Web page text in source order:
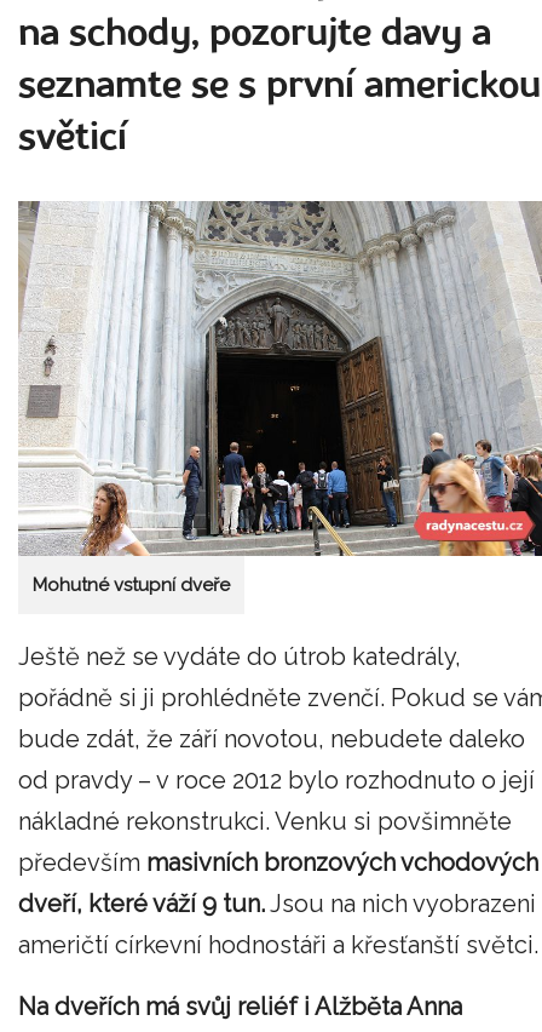
na schody, pozorujte davy a
seznamte se s první americkou
světicí
Mohutné vstupní dveře
Ještě než se vydáte do útrob katedrály,
pořádně si ji prohlédněte zvenčí. Pokud se
bude zdát, že září novotou, nebudete daleko
od pravdy – v roce 2012 bylo rozhodnuto o její
nákladné rekonstrukci. Venku si povšimněte
především masivních bronzových vchodových
dveří, které váží 9 tun.Jsou na nich vyobrazeni
američtí církevní hodnostáři a křesťanští světci.
Na dveřích má svůj reliéf i Alžběta Anna